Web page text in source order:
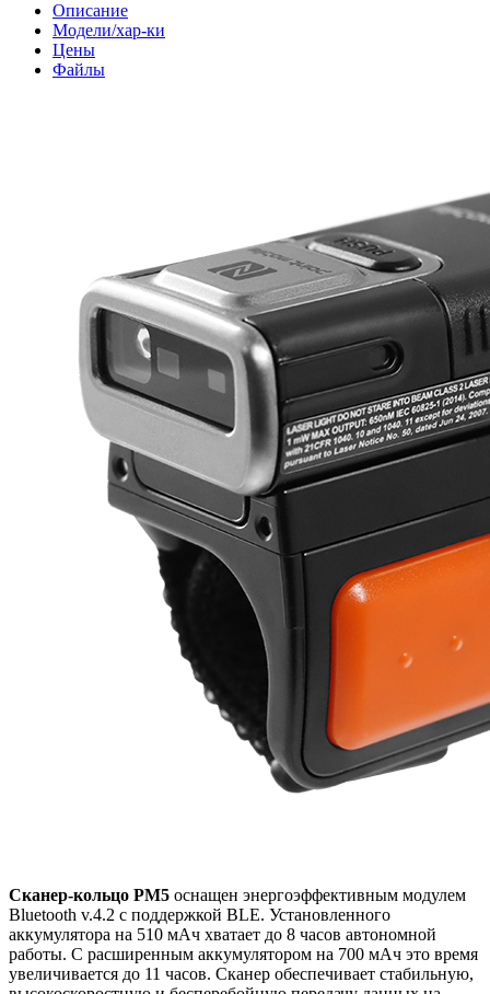
Описание
Модели/хар-ки
Цены
Файлы
Сканер-кольцо РM5 оснащен энергоэффективным модулем
Bluetooth v.4.2 с поддержкой BLE. Установленного
аккумулятора на 510 мАч хватает до 8 часов автономной
работы. С расширенным аккумулятором на 700 мАч это время
увеличивается до 11 часов. Сканер обеспечивает стабильную,